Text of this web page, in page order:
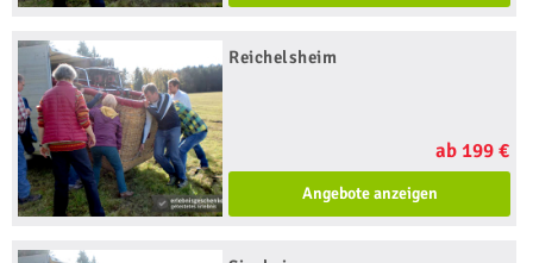
Reichelsheim
ab 199 €
Angebote anzeigen